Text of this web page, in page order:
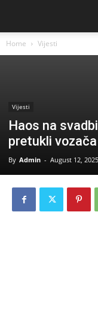
Home Vijesti
Vijesti
Haos na
pretukli
By Admin - August 12, 2025